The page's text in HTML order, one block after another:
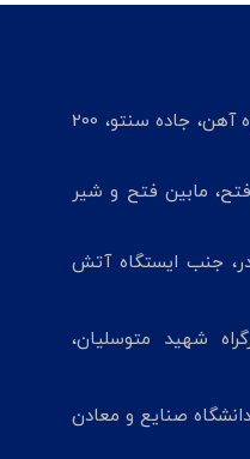
شعبه مرکزی: تبریز، میدان راه آهن، جاده سنتو، 200
مابین فتح و شیر
جنب ایستگاه آتش
شهید متوسلیان،
صنایع و معادن